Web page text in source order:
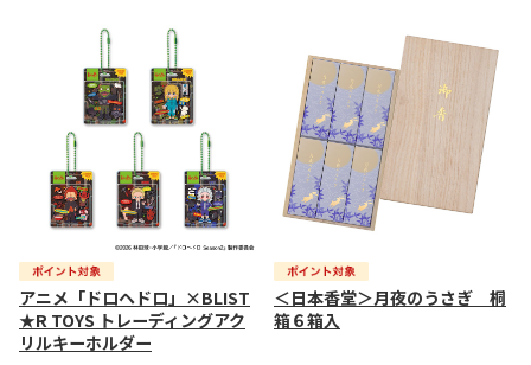
アニメ「ドロヘドロ」×BLIST
★R TOYS トレーディングアク
リルキーホルダー
＜日本香堂＞月夜のうさぎ 桐
箱６箱入